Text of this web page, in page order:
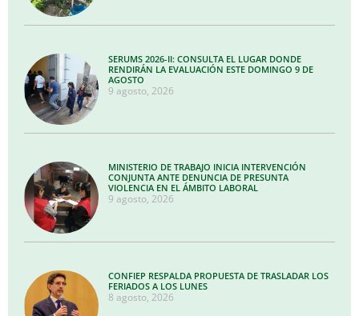
SERUMS 2026-II: CONSULTA EL LUGAR DONDE
RENDIRÁN LA EVALUACIÓN ESTE DOMINGO 9 DE
AGOSTO
9 agosto, 2026
MINISTERIO DE TRABAJO INICIA INTERVENCIÓN
CONJUNTA ANTE DENUNCIA DE PRESUNTA
VIOLENCIA EN EL ÁMBITO LABORAL
9 agosto, 2026
CONFIEP RESPALDA PROPUESTA DE TRASLADAR LOS
FERIADOS A LOS LUNES
8 agosto, 2026